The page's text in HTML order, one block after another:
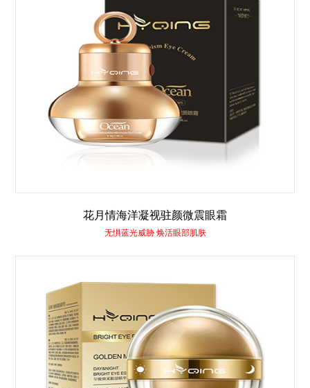
花月情海洋凝视驻颜微震眼霜
无惧蓝光威胁 焕活眼部肌肤